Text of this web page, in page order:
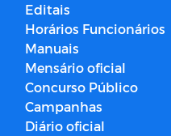
Editais
Horários Funcionários
Manuais
Mensário oficial
Concurso Público
Campanhas
Diário oficial